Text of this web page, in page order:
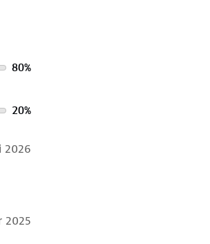
80%
20%
2026
2025